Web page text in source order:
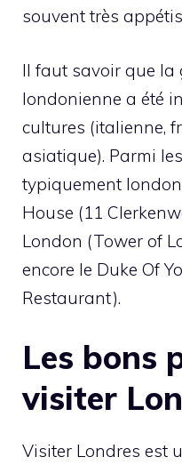
souvent très
Il faut savoir que la
londonienne a été
cultures (italienne,
asiatique). Parmi
typiquement
House (11
London (Tower of
encore le Duke Of
Restaurant).
Les bons
visiter
Visiter Londres est